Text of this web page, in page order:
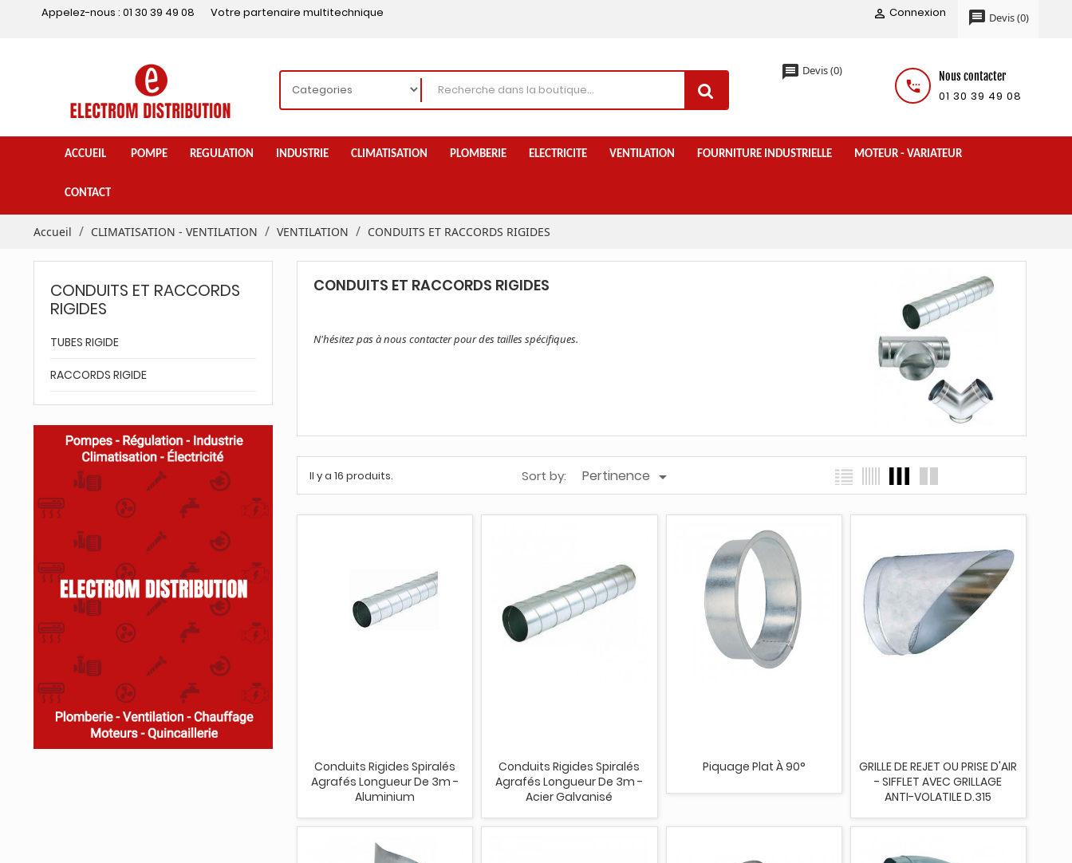
Appelez-nous : 01 30 39 49 08 Votre partenaire multitechnique  Connexion message Devis(0)
settings_phone
Nous contacter
01 30 39 49 08
message Devis(0)
ACCUEIL POMPE REGULATION INDUSTRIE CLIMATISATION PLOMBERIE ELECTRICITE VENTILATION FOURNITURE INDUSTRIELLE MOTEUR - VARIATEUR
CONTACT
Accueil CLIMATISATION - VENTILATION VENTILATION CONDUITS ET RACCORDS RIGIDES
CONDUITS ET RACCORDS
RIGIDES
TUBES RIGIDE
RACCORDS RIGIDE
CONDUITS ET RACCORDS RIGIDES
N'hésitez pas à nous contacter pour des tailles spécifiques.
Il y a 16 produits. Sort by: Pertinence 
Conduits Rigides Spiralés
Agrafés Longueur De 3m -
Aluminium
Conduits Rigides Spiralés
Agrafés Longueur De 3m -
Acier Galvanisé
Piquage Plat À 90°
GRILLE DE REJET OU PRISE D'AIR
- SIFFLET AVEC GRILLAGE
ANTI-VOLATILE D.315